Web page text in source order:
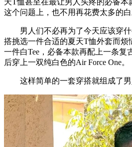
这个问题上，也不用再花费太多的白
男人们不必再为了今天应该穿什
搭挑选一件合适的夏天T恤外套而烦
一件白Tee，必备本款再配上一条复
后穿上一双纯白色的Air Force One。
这样简单的一套穿搭就组成了男